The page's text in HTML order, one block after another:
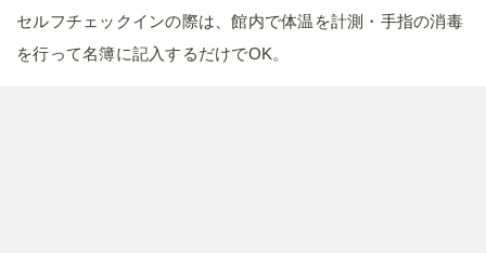
セルフチェックインの際は、館内で体温を計測・手指の消毒
を行って名簿に記入するだけでOK。